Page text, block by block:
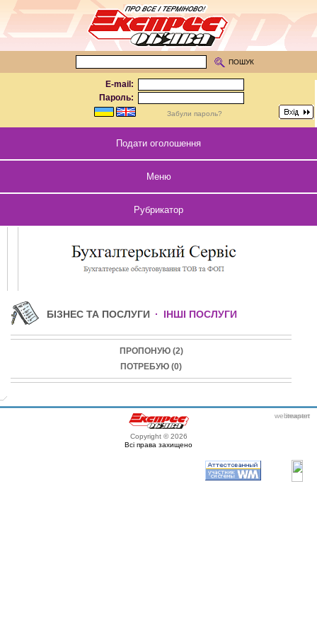
E-mail:
Пароль:
Забули пароль?
ПОШУК
Подати оголошення
Меню
Рубрикатор
БІЗНЕС ТА ПОСЛУГИ · ІНШІ ПОСЛУГИ
ПРОПОНУЮ (2)
ПОТРЕБУЮ (0)
Copyright © 2026
Всі права захищено
webmaster
itexpert